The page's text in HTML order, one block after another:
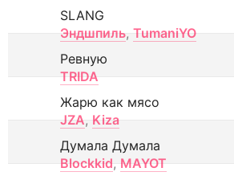
SLANG
Эндшпиль, TumaniYO
Ревную
TRIDA
Жарю как мясо
JZA, Kiza
Думала Думала
Blockkid, MAYOT